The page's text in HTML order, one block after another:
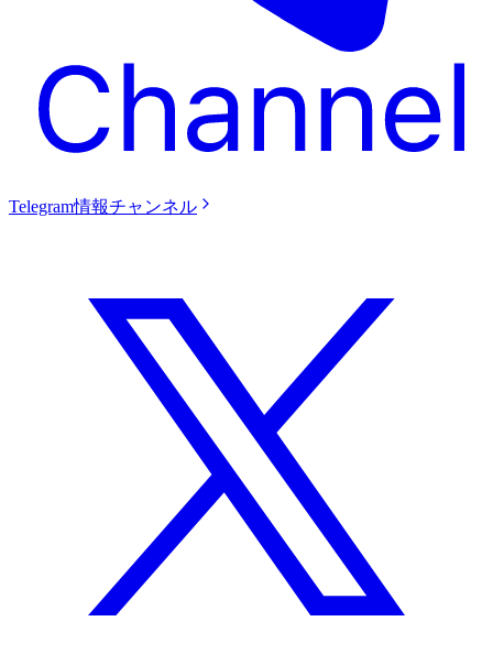
Telegram情報チャンネル